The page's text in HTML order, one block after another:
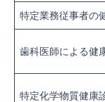
特定業務従事者の
歯科医師による健
特定化学物質健康